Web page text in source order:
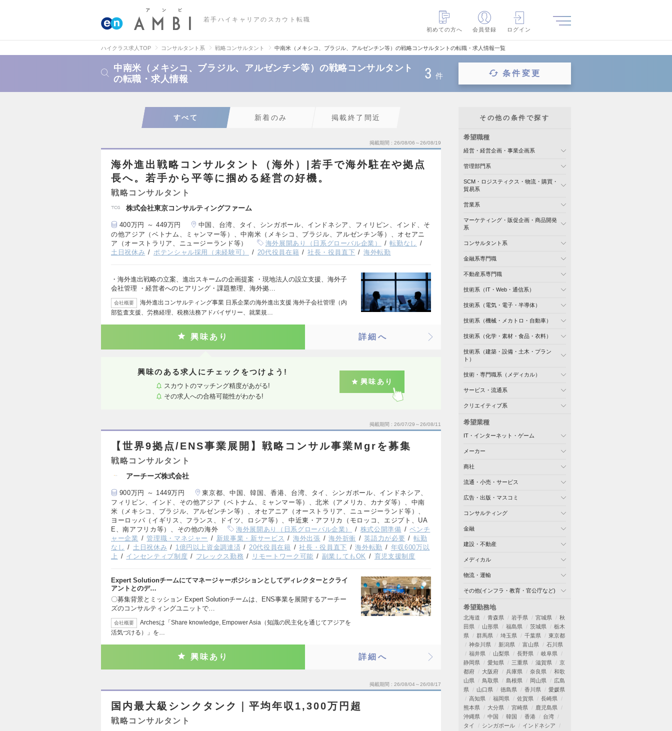
若手ハイキャリアのスカウト転職
初めての方へ
会員登録 ログイン
ハイクラス求人TOP コンサルタント系 戦略コンサルタント 中南米（メキシコ、ブラジル、アルゼンチン等）の戦略コンサルタントの転職・求人情報一覧
中南米（メキシコ、ブラジル、アルゼンチン等）の戦略コンサルタント
の転職・求人情報
3 件 条件変更
すべて 新着のみ 掲載終了間近
掲載期間 26/08/06～26/08/19
海外進出戦略コンサルタント（海外）|若手で海外駐在や拠点
長へ。若手から平等に掴める経営の好機。
戦略コンサルタント
株式会社東京コンサルティングファーム
400万円 ～ 449万円
中国、台湾、タイ、シンガポール、インドネシア、フィリピン、インド、そ
の他アジア（ベトナム、ミャンマー等）、中南米（メキシコ、ブラジル、アルゼンチン等）、オセアニ
ア（オーストラリア、ニュージーランド等）
海外展開あり（日系グローバル企業）
転勤なし
土日祝休み
ポテンシャル採用（未経験可） 20代役員在籍 社長・役員直下 海外転勤
・海外進出戦略の立案、進出スキームの企画提案 ・現地法人の設立支援、海外子
会社管理 ・経営者へのヒアリング・課題整理、海外拠…
会社概要
海外進出コンサルティング事業 日系企業の海外進出支援 海外子会社管理（内
部監査支援、労務経理、税務法務アドバイザリー、就業規…
興味あり 詳細へ
興味のある求人にチェックをつけよう!
スカウトのマッチング精度があがる!
その求人への合格可能性がわかる!
興味あり
掲載期間 26/07/29～26/08/11
【世界9拠点/ENS事業展開】戦略コンサル事業Mgrを募集
戦略コンサルタント
アーチーズ株式会社
900万円 ～ 1449万円
東京都、中国、韓国、香港、台湾、タイ、シンガポール、インドネシア、
フィリピン、インド、その他アジア（ベトナム、ミャンマー等）、北米（アメリカ、カナダ等）、中南
米（メキシコ、ブラジル、アルゼンチン等）、オセアニア（オーストラリア、ニュージーランド等）、
ヨーロッパ（イギリス、フランス、ドイツ、ロシア等）、中近東・アフリカ（モロッコ、エジプト、UA
E、南アフリカ等）、その他の海外
海外展開あり（日系グローバル企業） 株式公開準備
ベンチ
ャー企業
管理職・マネジャー 新規事業・新サービス 海外出張 海外折衝 英語力が必要
転勤
なし
土日祝休み 1億円以上資金調達済 20代役員在籍 社長・役員直下 海外転勤
年収600万以
上
インセンティブ制度 フレックス勤務 リモートワーク可能 副業してもOK 育児支援制度
Expert Solutionチームにてマネージャーポジションとしてディレクターとクライ
アントとのデ…
〇募集背景とミッション Expert Solutionチームは、ENS事業を展開するアーチー
ズのコンサルティングユニットで…
会社概要
Archesは「Share knowledge, Empower Asia（知識の民主化を通じてアジアを
活気づける）」を…
興味あり 詳細へ
掲載期間 26/08/04～26/08/17
国内最大級シンクタンク｜平均年収1,300万円超
戦略コンサルタント
その他の条件で探す
希望職種
経営・経営企画・事業企画系
管理部門系
SCM・ロジスティクス・物流・購買・
貿易系
営業系
マーケティング・販促企画・商品開発
系
コンサルタント系
金融系専門職
不動産系専門職
技術系（IT・Web・通信系）
技術系（電気・電子・半導体）
技術系（機械・メカトロ・自動車）
技術系（化学・素材・食品・衣料）
技術系（建築・設備・土木・プラン
ト）
技術・専門職系（メディカル）
サービス・流通系
クリエイティブ系
希望業種
IT・インターネット・ゲーム
メーカー
商社
流通・小売・サービス
広告・出版・マスコミ
コンサルティング
金融
建設・不動産
メディカル
物流・運輸
その他(インフラ・教育・官公庁など)
希望勤務地
北海道 青森県 岩手県 宮城県
秋
田県
山形県 福島県 茨城県
栃木
県
群馬県 埼玉県 千葉県
東京都
神奈川県
新潟県 富山県
石川県
福井県
山梨県 長野県
岐阜県
静岡県
愛知県 三重県 滋賀県
京
都府
大阪府 兵庫県 奈良県
和歌
山県
鳥取県 島根県 岡山県
広島
県
山口県 徳島県 香川県
愛媛県
高知県
福岡県 佐賀県
長崎県
熊本県
大分県 宮崎県
鹿児島県
沖縄県
中国 韓国 香港
台湾
タイ
シンガポール
インドネシア